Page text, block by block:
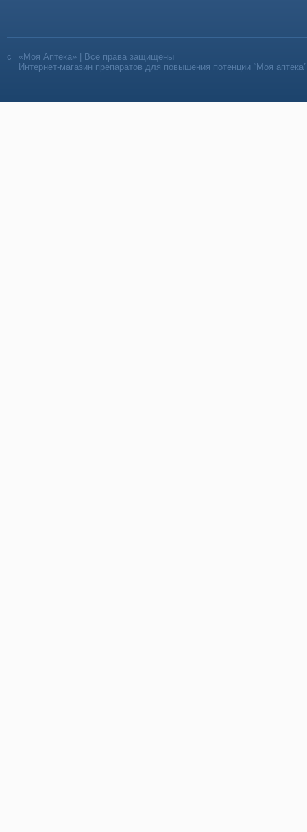
«Моя Аптека» | Все права защищены
Интернет-магазин препаратов для повышения потенции “Моя